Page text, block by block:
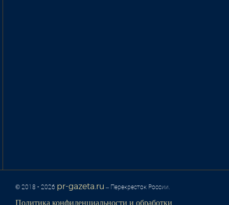
© 2018 - 2026 pr-gazeta.ru – Перекресток России.
Политика конфиденциальности и обработки